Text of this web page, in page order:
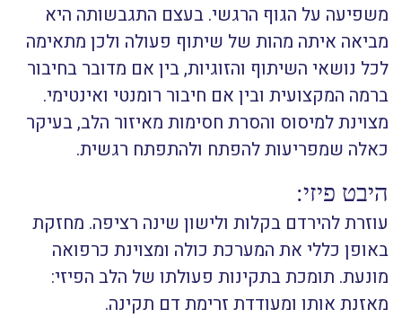
משפיעה על הגוף הרגשי. בעצם התגבשותה היא
מביאה איתה מהות של שיתוף פעולה ולכן מתאימה
לכל נושאי השיתוף והזוגיות, בין אם מדובר בחיבור
ברמה המקצועית ובין אם חיבור רומנטי ואינטימי.
מצוינת למיסוס והסרת חסימות מאיזור הלב, בעיקר
כאלה שמפריעות להפתח ולהתפתח רגשית.
היבט פיזי:
עוזרת להירדם בקלות ולישון שינה רציפה. מחזקת
באופן כללי את המערכת כולה ומצוינת כרפואה
מונעת. תומכת בתקינות פעולתו של הלב הפיזי:
מאזנת אותו ומעודדת זרימת דם תקינה.